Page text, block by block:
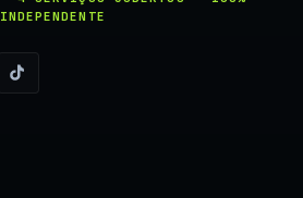
INDEPENDENTE